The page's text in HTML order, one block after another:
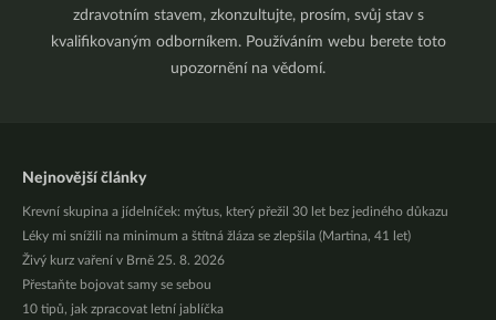
zdravotním stavem, zkonzultujte, prosím, svůj stav s
kvalifikovaným odborníkem. Používáním webu berete toto
upozornění na vědomí.
Nejnovější články
Krevní skupina a jídelníček: mýtus, který přežil 30 let bez jediného důkazu
Léky mi snížili na minimum a štítná žláza se zlepšila (Martina, 41 let)
Živý kurz vaření v Brně 25. 8. 2026
Přestaňte bojovat samy se sebou
10 tipů, jak zpracovat letní jablíčka